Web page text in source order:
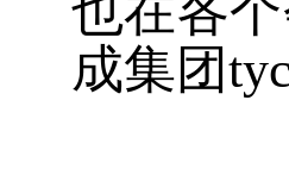
也在各
成集团